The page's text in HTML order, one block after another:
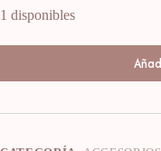
1 disponibles